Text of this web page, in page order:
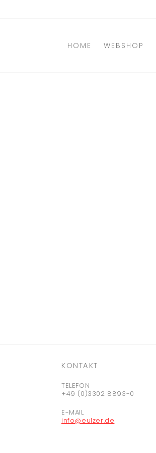
HOME WEBSHOP
KONTAKT
TELEFON
+49 (0)3302 8893-0
E-MAIL
info@eulzer.de